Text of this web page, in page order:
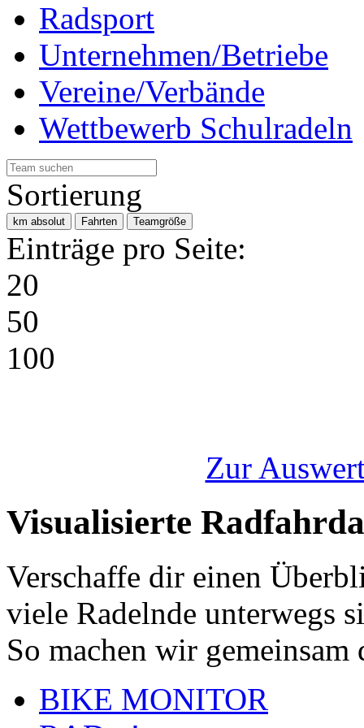
Radsport
Unternehmen/Betriebe
Vereine/Verbände
Wettbewerb Schulradeln
Sortierung
km absolut Fahrten Teamgröße
Einträge pro Seite:
20
50
100
Zur
Visualisierte
Verschaffe dir einen
viele Radelnde unterwegs
So machen wir
BIKE MONITOR